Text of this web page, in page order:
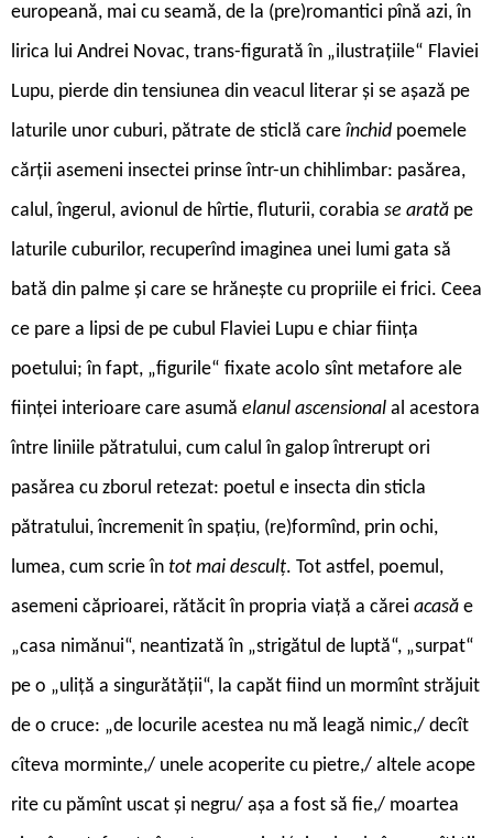
europeană, mai cu seamă, de la (pre)romantici pînă azi, în
lirica lui Andrei Novac, trans-figurată în „ilustrațiile“ Flaviei
Lupu, pierde din tensiunea din veacul literar și se așază pe
laturile unor cuburi, pătrate de sticlă care închid poemele
cărții asemeni insectei prinse într-un chihlimbar: pasărea,
calul, îngerul, avionul de hîrtie, fluturii, corabia se arată pe
laturile cuburilor, recuperînd imaginea unei lumi gata să
bată din palme și care se hrănește cu propriile ei frici. Ceea
ce pare a lipsi de pe cubul Flaviei Lupu e chiar ființa
poetului; în fapt, „figurile“ fixate acolo sînt metafore ale
ființei interioare care asumă elanul ascensional al acestora
între liniile pătratului, cum calul în galop întrerupt ori
pasărea cu zborul retezat: poetul e insecta din sticla
pătratului, încremenit în spațiu, (re)formînd, prin ochi,
lumea, cum scrie în tot mai desculț. Tot astfel, poemul,
asemeni căprioarei, rătăcit în propria viață a cărei acasă e
„casa nimănui“, neantizată în „strigătul de luptă“, „surpat“
pe o „uliță a singurătății“, la capăt fiind un mormînt străjuit
de o cruce: „de locurile acestea nu mă leagă nimic,/ decît
cîteva morminte,/ unele acoperite cu pietre,/ altele acope
rite cu pămînt uscat și negru/ așa a fost să fie,/ moartea